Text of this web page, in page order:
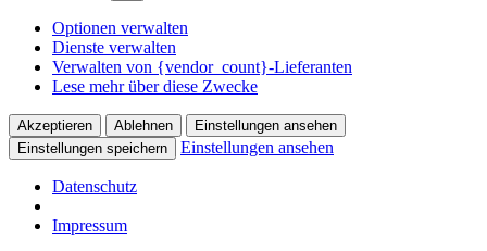
Optionen verwalten
Dienste verwalten
Verwalten von {vendor_count}-Lieferanten
Lese mehr über diese Zwecke
Akzeptieren Ablehnen
Einstellungen ansehen
Einstellungen speichern
Einstellungen ansehen
Datenschutz
Impressum